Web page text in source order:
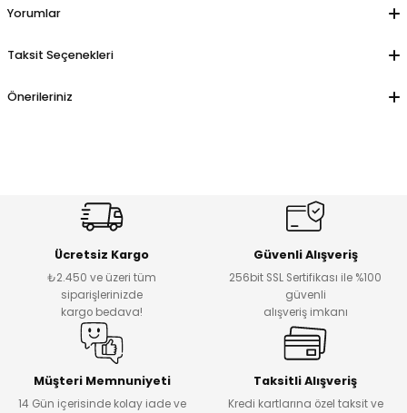
Yorumlar
Taksit Seçenekleri
Önerileriniz
Ücretsiz Kargo
₺2.450 ve üzeri tüm
siparişlerinizde
kargo bedava!
Güvenli Alışveriş
256bit SSL Sertifikası ile %100
güvenli
alışveriş imkanı
Müşteri Memnuniyeti
14 Gün içerisinde kolay iade ve
Taksitli Alışveriş
Kredi kartlarına özel taksit ve